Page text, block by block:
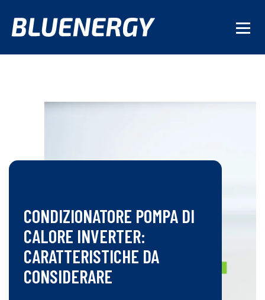
CONDIZIONATORE POMPA DI
CALORE INVERTER:
CARATTERISTICHE DA
CONSIDERARE